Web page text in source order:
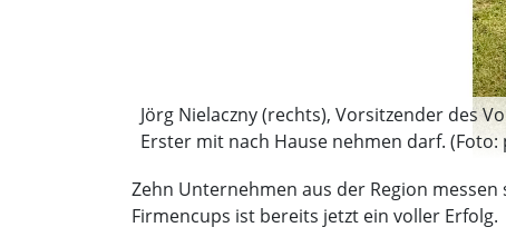
Jörg Nielaczny (rechts), Vorsitzender des
Erster mit nach Hause nehmen darf. (Foto:
Zehn Unternehmen aus der Region
Firmencups ist bereits jetzt ein voller Erfolg.